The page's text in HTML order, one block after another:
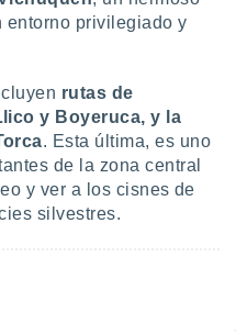
entorno privilegiado y
rutas de
y Boyeruca, y la
. Esta última, es uno
de la zona central
y ver a los cisnes de
silvestres.